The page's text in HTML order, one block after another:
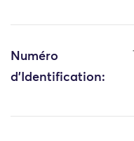
Numéro
d'Identification: